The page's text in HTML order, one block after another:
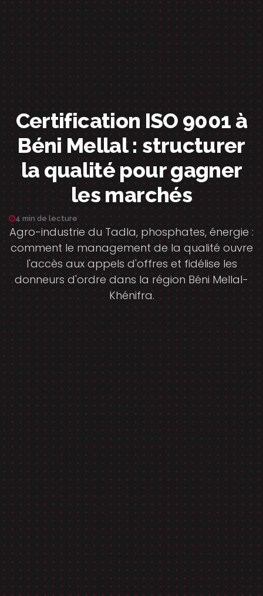
Certification ISO 9001 à
Béni Mellal : structurer
la qualité pour gagner
les marchés
4 min de lecture
Agro-industrie du Tadla, phosphates, énergie :
comment le management de la qualité ouvre
l'accès aux appels d'offres et fidélise les
donneurs d'ordre dans la région Béni Mellal-
Khénifra.